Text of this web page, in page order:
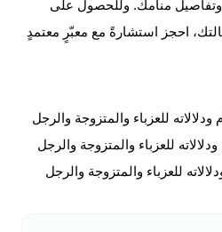
وتفاصيل منامك. وللحصول على
احجز استشارةً مع معبّرٍ معتمدٍ
للعزباء والمتزوجة والرجل
للعزباء والمتزوجة والرجل
للعزباء والمتزوجة والرجل